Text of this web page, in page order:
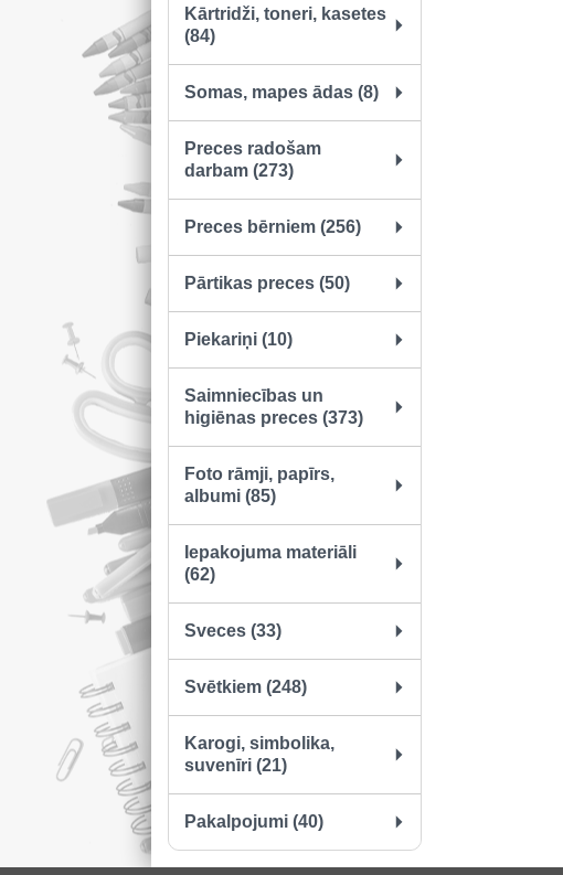
Kārtridži, toneri, kasetes
(84)
Somas, mapes ādas (8)
Preces radošam
darbam (273)
Preces bērniem (256)
Pārtikas preces (50)
Piekariņi (10)
Saimniecības un
higiēnas preces (373)
Foto rāmji, papīrs,
albumi (85)
Iepakojuma materiāli
(62)
Sveces (33)
Svētkiem (248)
Karogi, simbolika,
suvenīri (21)
Pakalpojumi (40)